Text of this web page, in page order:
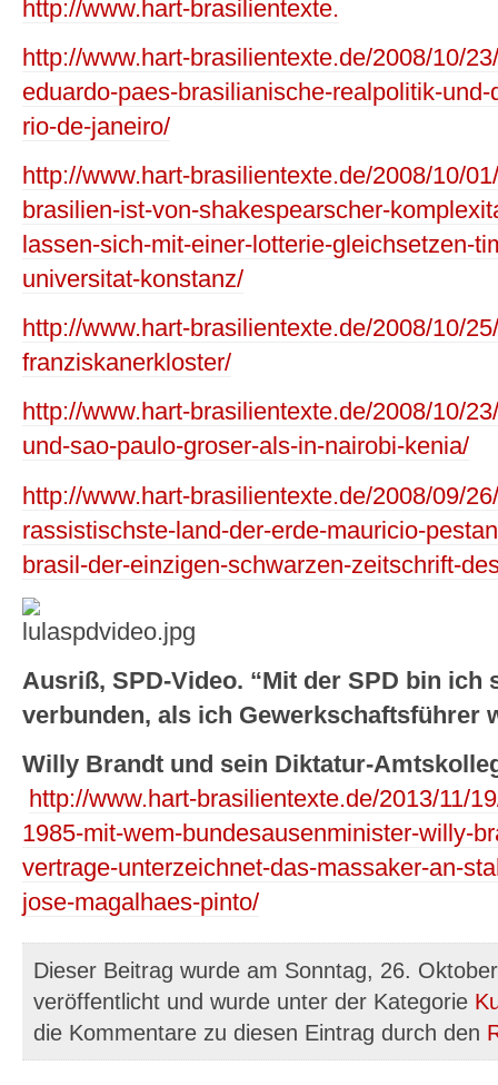
http://www.hart-brasilientexte.
http://www.hart-brasilientexte.de/2008/10/
eduardo-paes-brasilianische-realpolitik-
rio-de-janeiro/
http://www.hart-brasilientexte.de/2008/10/
brasilien-ist-von-shakespearscher-
lassen-sich-mit-einer-lotterie-gleichsetzen-
universitat-konstanz/
http://www.hart-brasilientexte.de/2008/10/
franziskanerkloster/
http://www.hart-brasilientexte.de/2008/10/
und-sao-paulo-groser-als-in-nairobi-kenia/
http://www.hart-brasilientexte.de/2008/09/
rassistischste-land-der-erde-mauricio-
brasil-der-einzigen-schwarzen-zeitschrift-
Ausriß, SPD-Video. “Mit der SPD bin ich
verbunden, als ich Gewerkschaftsführer
Willy Brandt und sein Diktatur-
http://www.hart-brasilientexte.de/2013/11/
1985-mit-wem-bundesausenminister-willy-
vertrage-unterzeichnet-das-massaker-an-
jose-magalhaes-pinto/
Dieser Beitrag wurde am Sonntag, 26.
veröffentlicht und wurde unter der Kategorie
die Kommentare zu diesen Eintrag durch den